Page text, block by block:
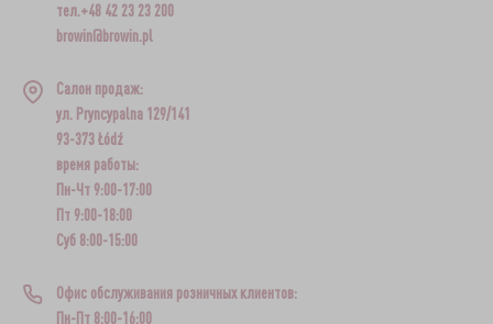
тел.+48 42 23 23 200
browin@browin.pl
Салон продаж:
ул. Pryncypalna 129/141
93-373 Łódź
время работы:
Пн-Чт 9:00-17:00
Пт 9:00-18:00
Суб 8:00-15:00
Офис обслуживания розничных клиентов:
Пн-Пт 8:00-16:00